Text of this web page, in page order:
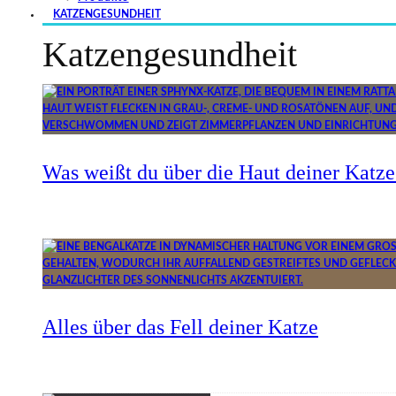
KATZENGESUNDHEIT
Katzengesundheit
Was weißt du über die Haut deiner
Alles über das Fell deiner Katze